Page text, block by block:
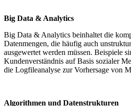
Big Data & Analytics
Big Data & Analytics beinhaltet die
Datenmengen, die häufig auch
ausgewertet werden müssen. Beispiele
Kundenverständnis auf Basis sozialer
die Logfileanalyse zur Vorhersage von
Algorithmen und Datenstrukturen